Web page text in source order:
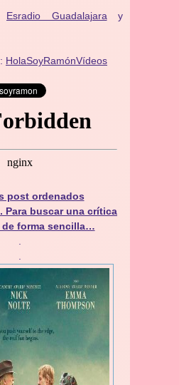
Esradio Guadalajara y
HolaSoyRamónVídeos
post ordenados
Para buscar una crítica
de forma sencilla…